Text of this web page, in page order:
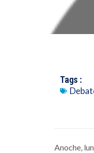
Tags :
Anoche,